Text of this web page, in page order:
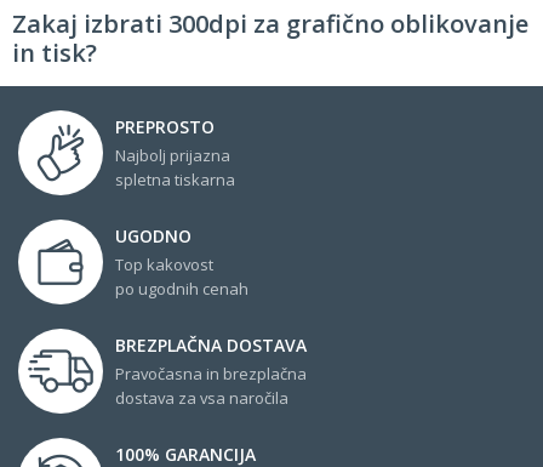
Zakaj izbrati 300dpi za grafično oblikovanje
in tisk?
PREPROSTO
Najbolj prijazna
spletna tiskarna
UGODNO
Top kakovost
po ugodnih cenah
BREZPLAČNA DOSTAVA
Pravočasna in brezplačna
dostava za vsa naročila
100% GARANCIJA